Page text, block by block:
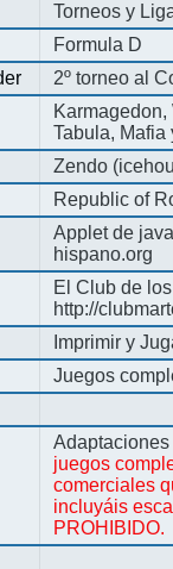
Torneos y
Formula D
2º torneo al
Tabula, Mafia
Zendo
Republic of
Applet de
hispano.org
El Club de
http://
Imprimir y
Juegos
juegos
comerciales
incluyáis
PROHIBIDO.